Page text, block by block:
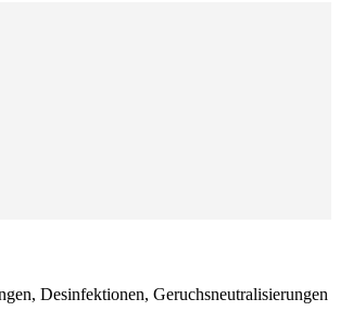
Desinfektionen, Geruchsneutralisierungen